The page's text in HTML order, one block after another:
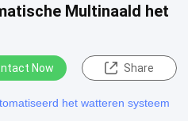
Multinaald het
Now Share
het watteren systeem